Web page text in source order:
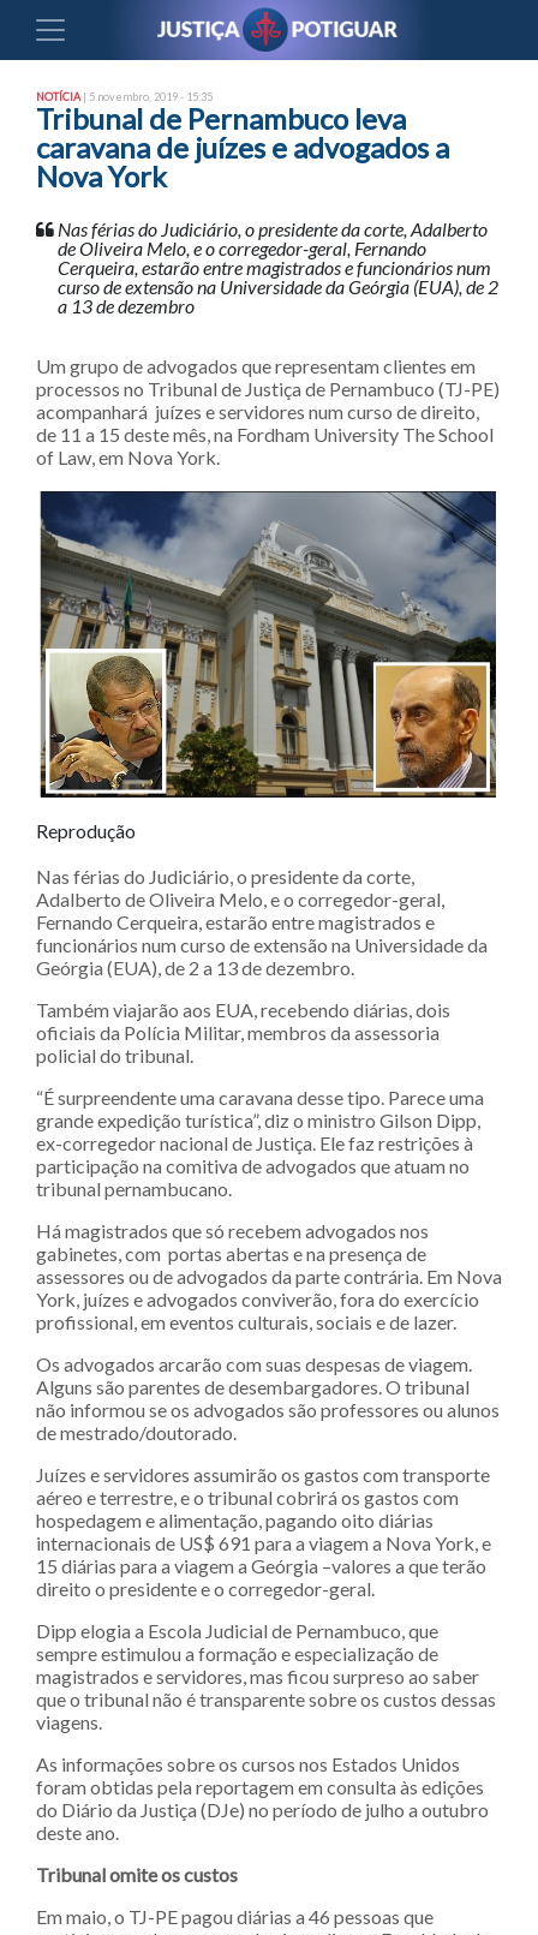
NOTÍCIA | 5 novembro, 2019 - 15:35
Tribunal de Pernambuco leva
caravana de juízes e advogados a
Nova York
Nas férias do Judiciário, o presidente da corte, Adalberto
de Oliveira Melo, e o corregedor-geral, Fernando
Cerqueira, estarão entre magistrados e funcionários num
curso de extensão na Universidade da Geórgia (EUA), de 2
a 13 de dezembro
Um grupo de advogados que representam clientes em
processos no Tribunal de Justiça de Pernambuco (TJ-PE)
acompanhará juízes e servidores num curso de direito,
de 11 a 15 deste mês, na Fordham University The School
of Law, em Nova York.
Reprodução
Nas férias do Judiciário, o presidente da corte,
Adalberto de Oliveira Melo, e o corregedor-geral,
Fernando Cerqueira, estarão entre magistrados e
funcionários num curso de extensão na Universidade da
Geórgia (EUA), de 2 a 13 de dezembro.
Também viajarão aos EUA, recebendo diárias, dois
oficiais da Polícia Militar, membros da assessoria
policial do tribunal.
“É surpreendente uma caravana desse tipo. Parece uma
grande expedição turística”, diz o ministro Gilson Dipp,
ex-corregedor nacional de Justiça. Ele faz restrições à
participação na comitiva de advogados que atuam no
tribunal pernambucano.
Há magistrados que só recebem advogados nos
gabinetes, com portas abertas e na presença de
assessores ou de advogados da parte contrária. Em Nova
York, juízes e advogados conviverão, fora do exercício
profissional, em eventos culturais, sociais e de lazer.
Os advogados arcarão com suas despesas de viagem.
Alguns são parentes de desembargadores. O tribunal
não informou se os advogados são professores ou alunos
de mestrado/doutorado.
Juízes e servidores assumirão os gastos com transporte
aéreo e terrestre, e o tribunal cobrirá os gastos com
hospedagem e alimentação, pagando oito diárias
internacionais de US$ 691 para a viagem a Nova York, e
15 diárias para a viagem a Geórgia –valores a que terão
direito o presidente e o corregedor-geral.
Dipp elogia a Escola Judicial de Pernambuco, que
sempre estimulou a formação e especialização de
magistrados e servidores, mas ficou surpreso ao saber
que o tribunal não é transparente sobre os custos dessas
viagens.
As informações sobre os cursos nos Estados Unidos
foram obtidas pela reportagem em consulta às edições
do Diário da Justiça (DJe) no período de julho a outubro
deste ano.
Tribunal omite os custos
Em maio, o TJ-PE pagou diárias a 46 pessoas que